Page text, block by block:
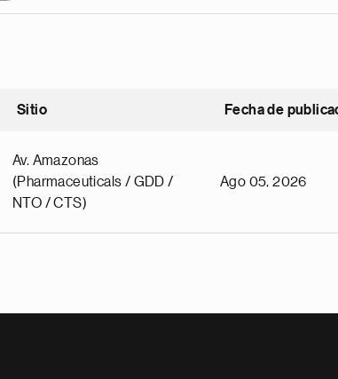
Sitio Fecha de
Av. Amazonas
(Pharmaceuticals / GDD /
NTO / CTS)
Ago 05, 2026